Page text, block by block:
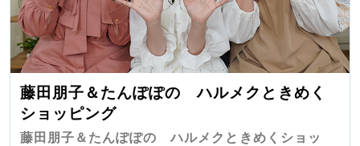
藤田朋子＆たんぽぽの ハルメクときめく
ショッピング
藤田朋子＆たんぽぽの ハルメクときめくショッ